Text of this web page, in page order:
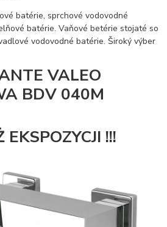
batérie, sprchové vodovodné
batérie. Vaňové betérie stojaté so
vodovodné batérie. Široký výber
VALEO
BDV 040M
!!!